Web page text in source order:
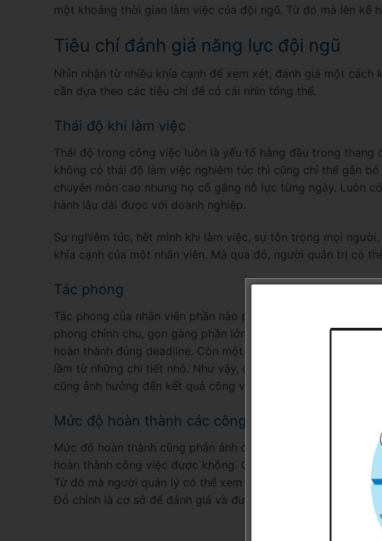
một khoảng thời gian làm việc của đội ngũ. Từ đó mà lên kế
Tiêu chí đánh giá năng lực đội ngũ
Nhìn nhận từ nhiều khía cạnh để xem xét, đánh giá một
cần dựa theo các tiêu chí để có cái nhìn tổng thể.
Thái độ khi làm việc
Thái độ trong công việc luôn là yếu tố hàng đầu trong thang
không có thái độ làm việc nghiêm túc thì cũng chỉ thể gắn
chuyên môn cao nhưng họ cố gắng nỗ lực từng ngày. Luôn
hành lâu dài được với doanh nghiệp.
Sự nghiêm túc, hết mình khi làm việc, sự tôn trọng mọi
khía cạnh của một nhân viên. Mà qua đó, người quản trị có
Tác phong
Tác phong của nhân viên phần nào phản ánh được thái độ
phong chỉnh chu, gọn gàng phần lớn sẽ là người luôn làm
hoàn thành đúng deadline. Còn một người lúc nào lề mề,
lầm từ những chi tiết nhỏ. Như vậy, có thể thấy được tác
cũng ảnh hưởng đến kết quả công việc.
Mức độ hoàn thành các công việc được giao
Mức độ hoàn thành cũng phản ánh được người nhân viên đó
hoàn thành công việc được không. Cũng là minh chứng cho
Từ đó mà người quản lý có thể xem xét lại khối lượng công
Đó chính là cơ sở để đánh giá và đưa ra sự điều chỉnh phù